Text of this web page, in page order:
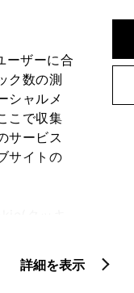
ーザーに合
ク数の測
シャルメ
こで収集
サービス
サイトの
詳細を表示